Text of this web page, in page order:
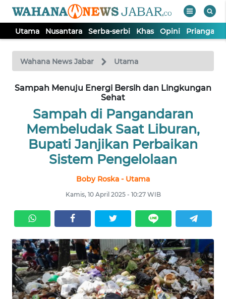
Utama Nusantara Serba-serbi Khas Opini Priangan
Wahana News Jabar Utama
Sampah Menuju Energi Bersih dan Lingkungan
Sehat
Sampah di Pangandaran
Membeludak Saat Liburan,
Bupati Janjikan Perbaikan
Sistem Pengelolaan
Boby Roska - Utama
Kamis, 10 April 2025 - 10:27 WIB
TV
Tutup
UTAMA
NUSANTARA
SERBA-
OPINI
PRIANGAN
TIMUR
SUKABUMI